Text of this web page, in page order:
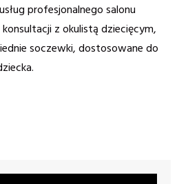
profesjonalnego salonu
z okulistą dziecięcym,
soczewki, dostosowane do